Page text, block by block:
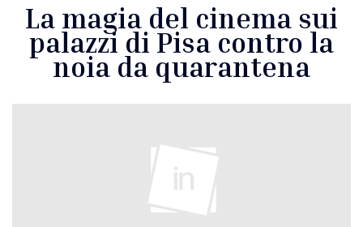
La magia del cinema sui
palazzi di Pisa contro la
noia da quarantena